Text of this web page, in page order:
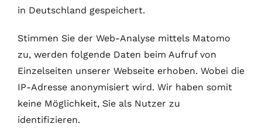
in Deutschland gespeichert.
Stimmen Sie der Web-Analyse mittels Matomo
zu, werden folgende Daten beim Aufruf von
Einzelseiten unserer Webseite erhoben. Wobei die
IP-Adresse anonymisiert wird. Wir haben somit
keine Möglichkeit, Sie als Nutzer zu
identifizieren.